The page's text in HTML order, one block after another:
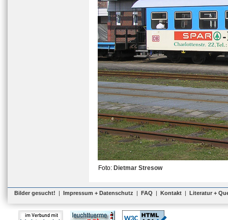
Foto: Dietmar Stresow
Bilder gesucht! | Impressum + Datenschutz | FAQ | Kontakt | Literatur +